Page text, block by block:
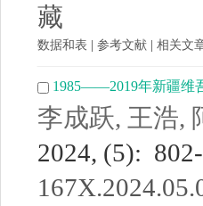
藏
数据和表 参考文献 相关文
1985——2019年新疆维
李成跃, 王浩,
2024, (5):